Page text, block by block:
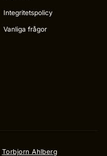
Integritetspolicy
Vanliga frågor
Torbjorn Ahlberg